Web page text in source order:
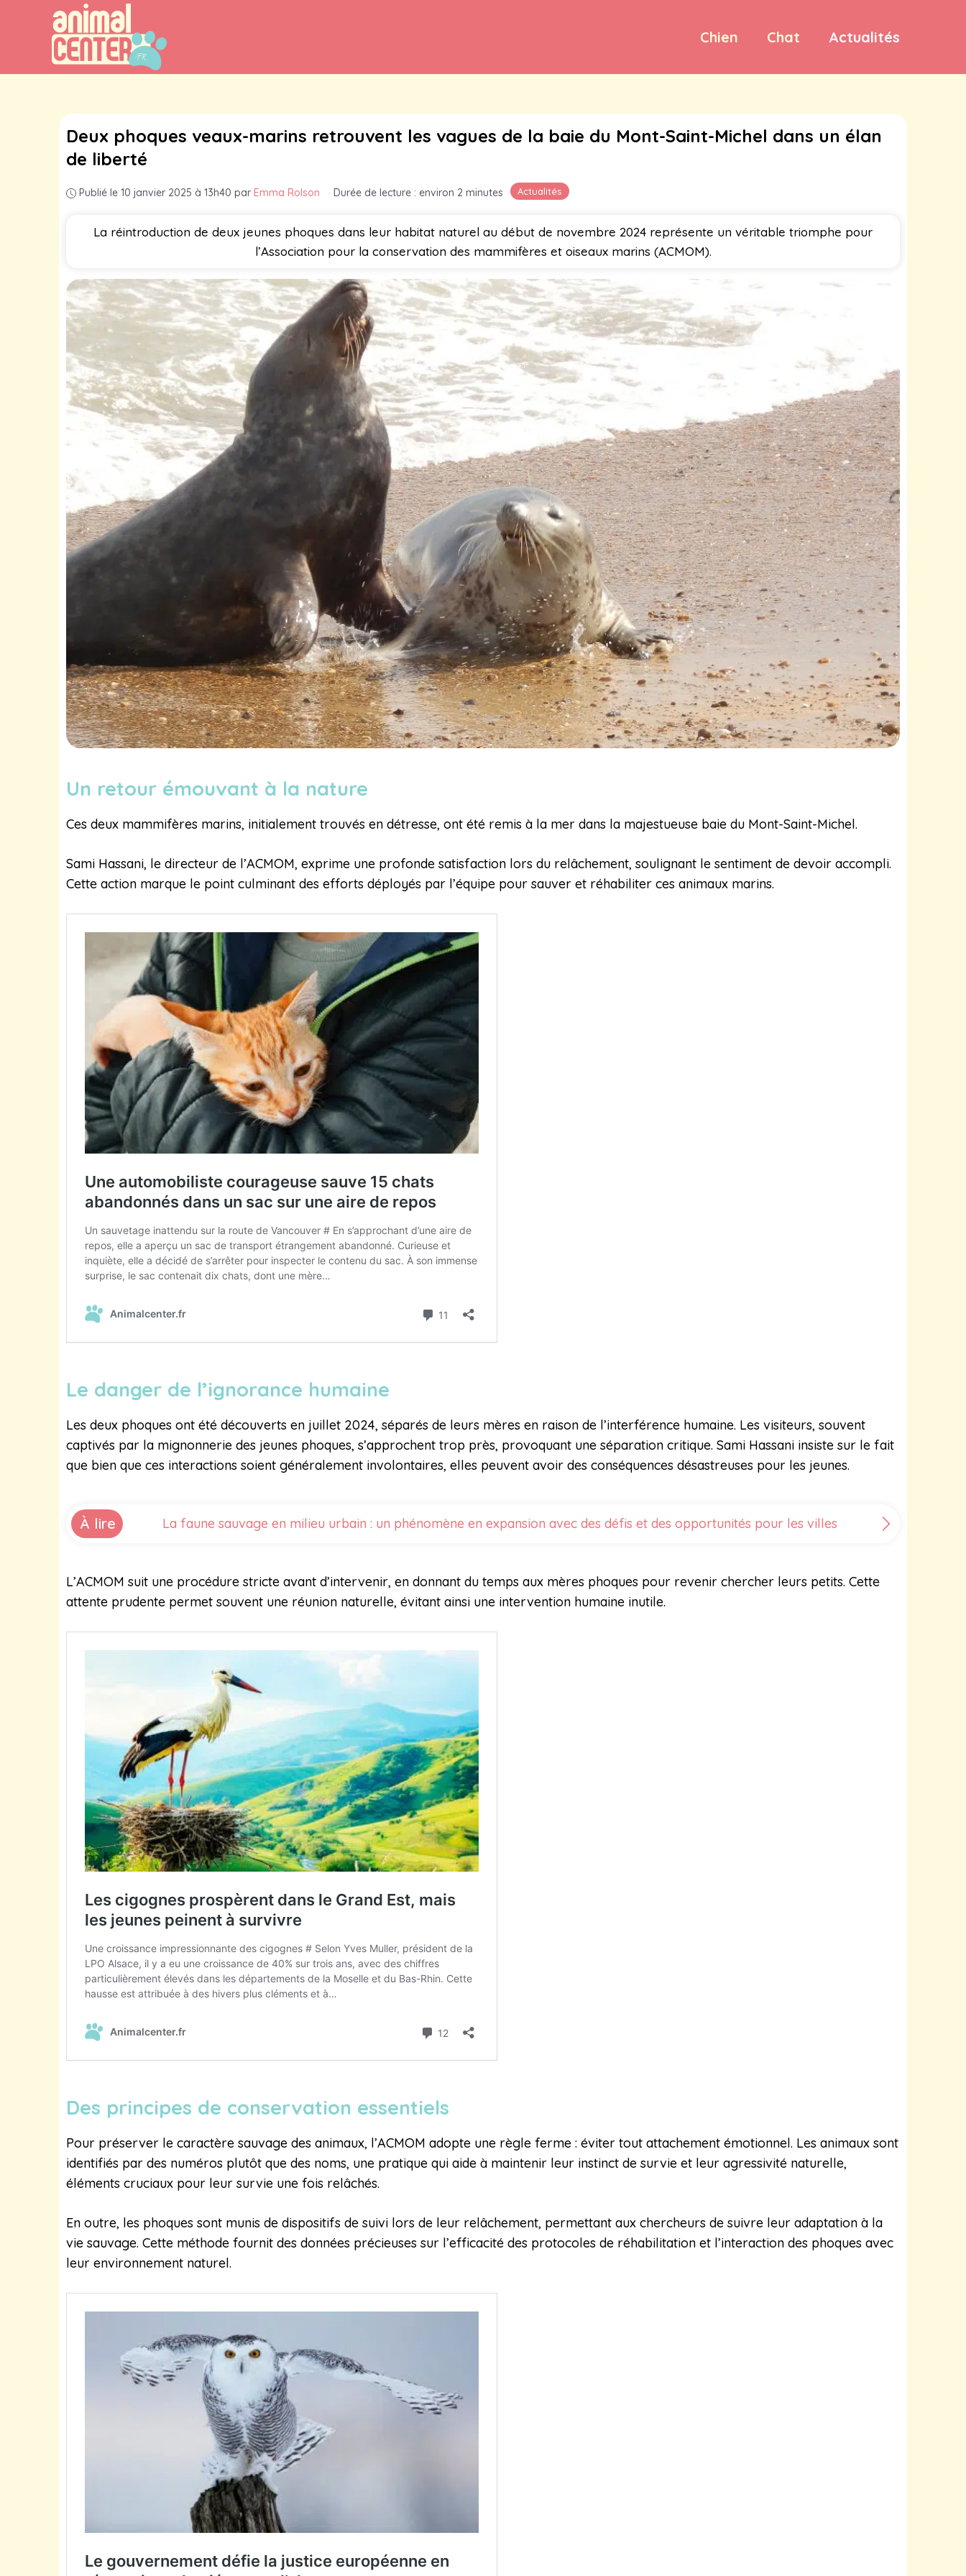
Chien Chat Actualités
Actualités
Deux phoques veaux-marins retrouvent les vagues de la baie du Mont-Saint-Michel dans un élan
de liberté
Publié le 10 janvier 2025 à 13h40 par Emma Rolson · Durée de lecture : environ 2 minutes
La réintroduction de deux jeunes phoques dans leur habitat naturel au début de novembre 2024 représente un véritable triomphe pour
l’Association pour la conservation des mammifères et oiseaux marins (ACMOM).
Un retour émouvant à la nature
Ces deux mammifères marins, initialement trouvés en détresse, ont été remis à la mer dans la majestueuse baie du Mont-Saint-Michel.
Sami Hassani, le directeur de l’ACMOM, exprime une profonde satisfaction lors du relâchement, soulignant le sentiment de devoir accompli.
Cette action marque le point culminant des efforts déployés par l’équipe pour sauver et réhabiliter ces animaux marins.
Le danger de l’ignorance humaine
Les deux phoques ont été découverts en juillet 2024, séparés de leurs mères en raison de l’interférence humaine. Les visiteurs, souvent
captivés par la mignonnerie des jeunes phoques, s’approchent trop près, provoquant une séparation critique. Sami Hassani insiste sur le fait
que bien que ces interactions soient généralement involontaires, elles peuvent avoir des conséquences désastreuses pour les jeunes.
À lire La faune sauvage en milieu urbain : un phénomène en expansion avec des défis et des opportunités pour les villes
L’ACMOM suit une procédure stricte avant d’intervenir, en donnant du temps aux mères phoques pour revenir chercher leurs petits. Cette
attente prudente permet souvent une réunion naturelle, évitant ainsi une intervention humaine inutile.
Des principes de conservation essentiels
Pour préserver le caractère sauvage des animaux, l’ACMOM adopte une règle ferme : éviter tout attachement émotionnel. Les animaux sont
identifiés par des numéros plutôt que des noms, une pratique qui aide à maintenir leur instinct de survie et leur agressivité naturelle,
éléments cruciaux pour leur survie une fois relâchés.
En outre, les phoques sont munis de dispositifs de suivi lors de leur relâchement, permettant aux chercheurs de suivre leur adaptation à la
vie sauvage. Cette méthode fournit des données précieuses sur l’efficacité des protocoles de réhabilitation et l’interaction des phoques avec
leur environnement naturel.